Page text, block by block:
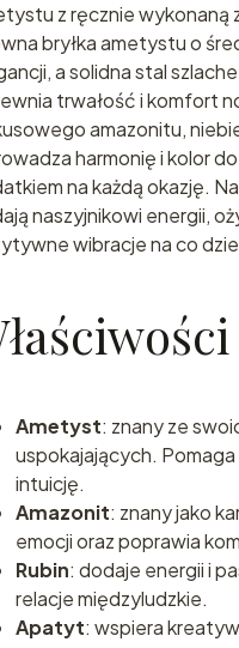
z ręcznie wykonaną
bryłka ametystu o
a solidna stal
trwałość i komfort
amazonitu,
harmonię i kolor
na każdą okazję.
naszyjnikowi energii,
wibracje na co
Ametyst: znany ze
uspokajających.
intuicję.
Amazonit: znany jako
emocji oraz poprawia
Rubin: dodaje energii i
relacje międzyludzkie.
Apatyt: wspiera